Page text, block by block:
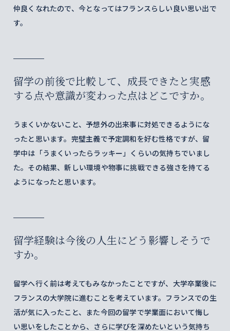
仲良くなれたので、今となってはフランスらしい良い思い出で
す。
留学の前後で比較して、成長できたと実感
する点や意識が変わった点はどこですか。
うまくいかないこと、予想外の出来事に対処できるようにな
ったと思います。完璧主義で予定調和を好む性格ですが、留
学中は「うまくいったらラッキー」くらいの気持ちでいまし
た。その結果、新しい環境や物事に挑戦できる強さを持てる
ようになったと思います。
留学経験は今後の人生にどう影響しそうで
すか。
留学へ行く前は考えてもみなかったことですが、大学卒業後に
フランスの大学院に進むことを考えています。フランスでの生
活が気に入ったこと、また今回の留学で学業面において悔し
い思いをしたことから、さらに学びを深めたいという気持ち